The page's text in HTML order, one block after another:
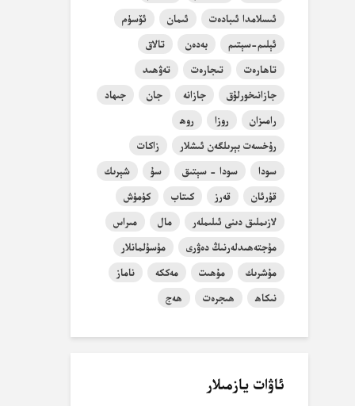
ئىسلامدا ئىبادەت
ئىمان
ئۆسۈم
ئېلىم-سېتىم
بەدەن
تالاق
تاھارەت
تىجارەت
تەۋھىد
جازانىخورلۇق
جازانە جان
جىھاد
رامىزان
روزا
روھ
رۇخسەت بېرىلگەن ئىشلار
زاكات
سودا
سودا - سېتىق سۇ
شېرىك
قۇرئان
قەرز كىتاب
كۈمۈش
لازىملىق دىنى ئىلىملەر
مال
مىراس
مۇجتەھىدلەرنىڭ دەۋرى
مۇسۇلمانلار
مۇشرىك
مۇھىت مەككە
ناماز
نىكاھ
ھىجرەت ھەج
ئاۋات يازمىلار